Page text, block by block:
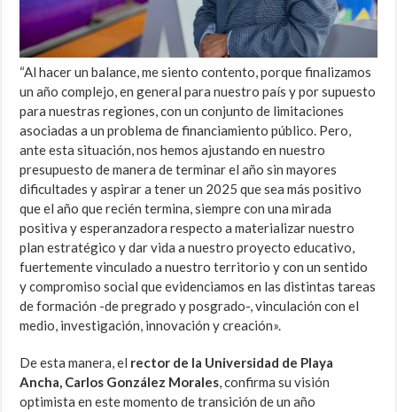
“Al hacer un balance, me siento contento, porque finalizamos
un año complejo, en general para nuestro país y por supuesto
para nuestras regiones, con un conjunto de limitaciones
asociadas a un problema de financiamiento público. Pero,
ante esta situación, nos hemos ajustando en nuestro
presupuesto de manera de terminar el año sin mayores
dificultades y aspirar a tener un 2025 que sea más positivo
que el año que recién termina, siempre con una mirada
positiva y esperanzadora respecto a materializar nuestro
plan estratégico y dar vida a nuestro proyecto educativo,
fuertemente vinculado a nuestro territorio y con un sentido
y compromiso social que evidenciamos en las distintas tareas
de formación -de pregrado y posgrado-, vinculación con el
medio, investigación, innovación y creación».
De esta manera, el rector de la Universidad de Playa
Ancha, Carlos González Morales, confirma su visión
optimista en este momento de transición de un año